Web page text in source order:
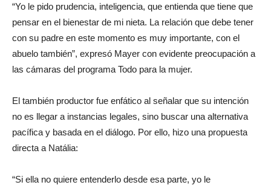
“Yo le pido prudencia, inteligencia, que entienda que tiene que
pensar en el bienestar de mi nieta. La relación que debe tener
con su padre en este momento es muy importante, con el
abuelo también”, expresó Mayer con evidente preocupación a
las cámaras del programa Todo para la mujer.
El también productor fue enfático al señalar que su intención
no es llegar a instancias legales, sino buscar una alternativa
pacífica y basada en el diálogo. Por ello, hizo una propuesta
directa a Natália:
“Si ella no quiere entenderlo desde esa parte, yo le